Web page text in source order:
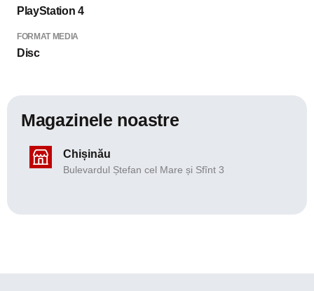
PlayStation 4
FORMAT MEDIA
Disc
Magazinele noastre
Chișinău
Bulevardul Ștefan cel Mare și Sfînt 3